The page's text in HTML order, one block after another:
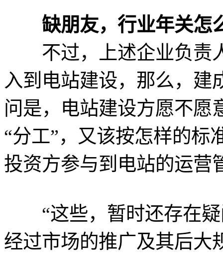
缺朋友，行业年关怎
不过，上述企业负责
入到电站建设，那么，建
问是，电站建设方愿不愿
“分工”，又该按怎样的标
投资方参与到电站的运营
“这些，暂时还存在疑
经过市场的推广及其后大